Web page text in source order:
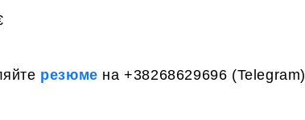
резюме на +38268629696 (Telegram)